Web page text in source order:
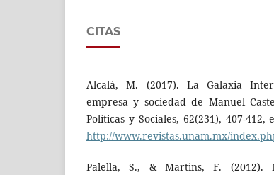
CITAS
Alcalá, M. (2017). La Galaxia
empresa y sociedad de Manuel
Políticas y Sociales, 62(231), 407-412,
http://www.revistas.unam.mx/
Palella, S., & Martins, F. (2012).